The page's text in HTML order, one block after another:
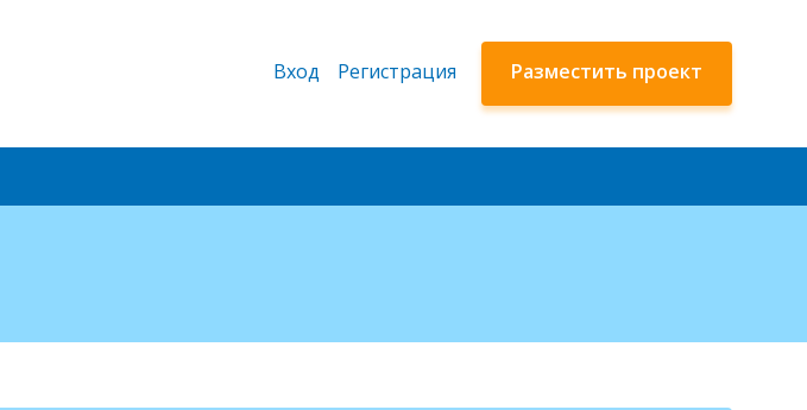
Вход Регистрация Разместить проект